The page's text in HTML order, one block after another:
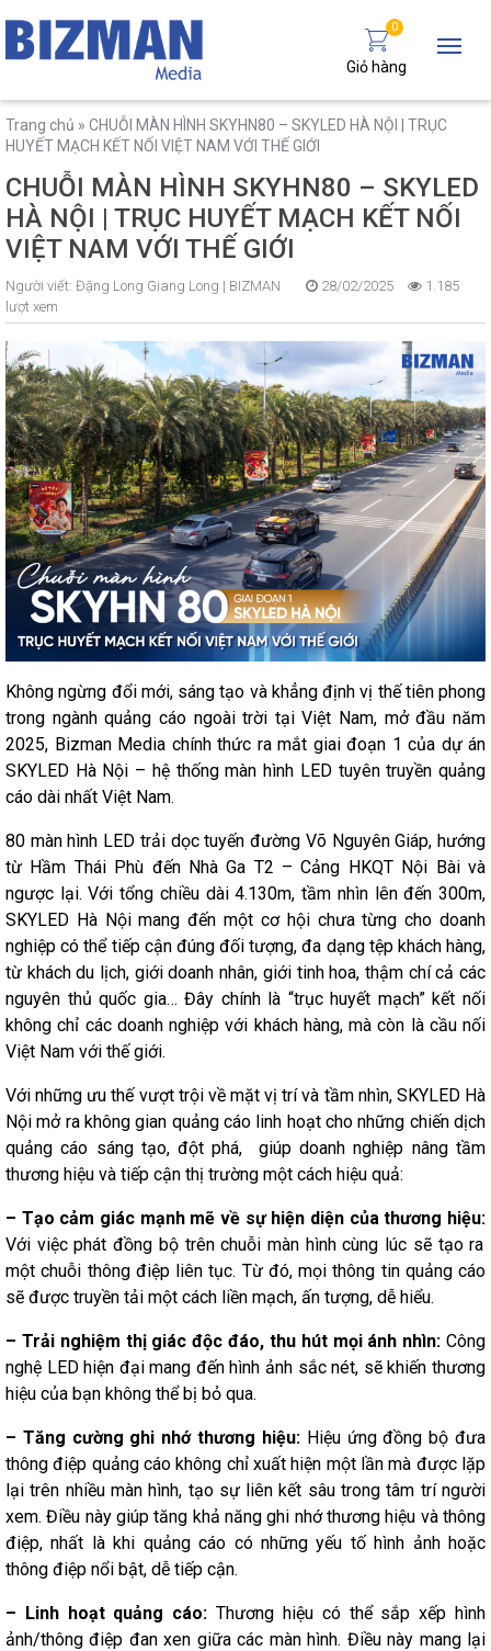
0
Giỏ hàng
Trang chủ » CHUỖI MÀN HÌNH SKYHN80 – SKYLED HÀ NỘI | TRỤC
HUYẾT MẠCH KẾT NỐI VIỆT NAM VỚI THẾ GIỚI
CHUỖI MÀN HÌNH SKYHN80 – SKYLED
HÀ NỘI | TRỤC HUYẾT MẠCH KẾT NỐI
VIỆT NAM VỚI THẾ GIỚI
Người viết: Đặng Long Giang Long | BIZMAN 28/02/2025
1.185
lượt xem
Không ngừng đổi mới, sáng tạo và khẳng định vị thế tiên phong
trong ngành quảng cáo ngoài trời tại Việt Nam, mở đầu năm
2025, Bizman Media chính thức ra mắt giai đoạn 1 của dự án
SKYLED Hà Nội – hệ thống màn hình LED tuyên truyền quảng
cáo dài nhất Việt Nam.
80 màn hình LED trải dọc tuyến đường Võ Nguyên Giáp, hướng
từ Hầm Thái Phù đến Nhà Ga T2 – Cảng HKQT Nội Bài và
ngược lại. Với tổng chiều dài 4.130m, tầm nhìn lên đến 300m,
SKYLED Hà Nội mang đến một cơ hội chưa từng cho doanh
nghiệp có thể tiếp cận đúng đối tượng, đa dạng tệp khách hàng,
từ khách du lịch, giới doanh nhân, giới tinh hoa, thậm chí cả các
nguyên thủ quốc gia… Đây chính là “trục huyết mạch” kết nối
không chỉ các doanh nghiệp với khách hàng, mà còn là cầu nối
Việt Nam với thế giới.
Với những ưu thế vượt trội về mặt vị trí và tầm nhìn, SKYLED Hà
Nội mở ra không gian quảng cáo linh hoạt cho những chiến dịch
quảng cáo sáng tạo, đột phá, giúp doanh nghiệp nâng tầm
thương hiệu và tiếp cận thị trường một cách hiệu quả:
– Tạo cảm giác mạnh mẽ về sự hiện diện của thương hiệu:
Với việc phát đồng bộ trên chuỗi màn hình cùng lúc sẽ tạo ra
một chuỗi thông điệp liên tục. Từ đó, mọi thông tin quảng cáo
sẽ được truyền tải một cách liền mạch, ấn tượng, dễ hiểu.
– Trải nghiệm thị giác độc đáo, thu hút mọi ánh nhìn: Công
nghệ LED hiện đại mang đến hình ảnh sắc nét, sẽ khiến thương
hiệu của bạn không thể bị bỏ qua.
– Tăng cường ghi nhớ thương hiệu:Hiệu ứng đồng bộ đưa
thông điệp quảng cáo không chỉ xuất hiện một lần mà được lặp
lại trên nhiều màn hình, tạo sự liên kết sâu trong tâm trí người
xem. Điều này giúp tăng khả năng ghi nhớ thương hiệu và thông
điệp, nhất là khi quảng cáo có những yếu tố hình ảnh hoặc
thông điệp nổi bật, dễ tiếp cận.
– Linh hoạt quảng cáo:Thương hiệu có thể sắp xếp hình
ảnh/thông điệp đan xen giữa các màn hình. Điều này mang lại